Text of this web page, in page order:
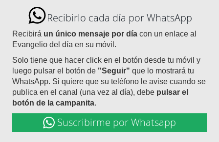
Recibirlo cada día por WhatsApp
Recibirá un único mensaje por día con un enlace al
Evangelio del día en su móvil.
Solo tiene que hacer click en el botón desde tu móvil y
luego pulsar el botón de "Seguir" que lo mostrará tu
WhatsApp. Si quiere que su teléfono le avise cuando se
publica en el canal (una vez al día), debe pulsar el
botón de la campanita.
Suscribirme por Whatsapp